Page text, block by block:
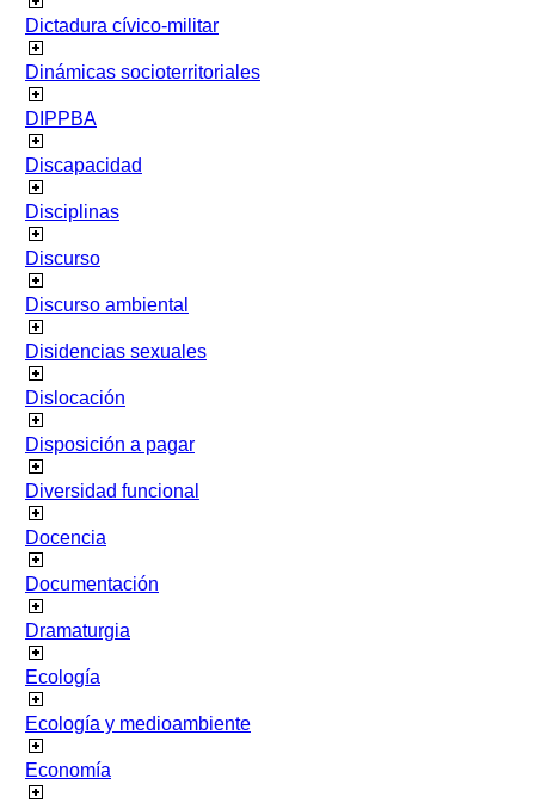
Dictadura cívico-militar
Dinámicas socioterritoriales
DIPPBA
Discapacidad
Disciplinas
Discurso
Discurso ambiental
Disidencias sexuales
Dislocación
Disposición a pagar
Diversidad funcional
Docencia
Documentación
Dramaturgia
Ecología
Ecología y medioambiente
Economía